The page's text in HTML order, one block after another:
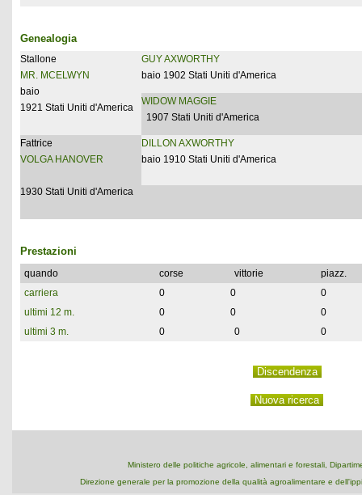
Genealogia
Stallone
MR. MCELWYN
baio
1921 Stati Uniti d'America
GUY AXWORTHY
baio 1902 Stati Uniti d'America
WIDOW MAGGIE
1907 Stati Uniti d'America
Fattrice
VOLGA HANOVER
1930 Stati Uniti d'America
DILLON AXWORTHY
baio 1910 Stati Uniti d'America
Prestazioni
quando corse vittorie
piazz.
carriera
0 0
0
ultimi 12 m.
0 0
0
ultimi 3 m.
0 0 0
Ministero delle politiche agricole, alimentari e forestali,
Direzione generale per la promozione della qualità agroalimentare e